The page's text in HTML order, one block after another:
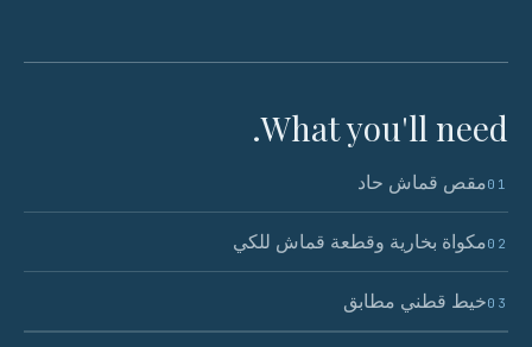
What you'll need.
01مقص قماش حاد
02مكواة بخارية وقطعة قماش للكي
03خيط قطني مطابق